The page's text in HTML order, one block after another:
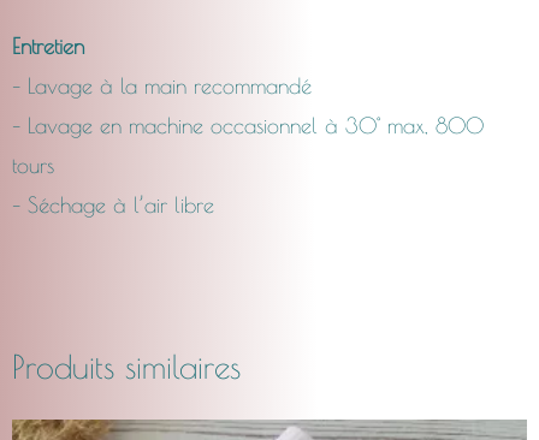
Entretien
– Lavage à la main recommandé
– Lavage en machine occasionnel à 30° max, 800
tours
– Séchage à l’air libre
Produits similaires